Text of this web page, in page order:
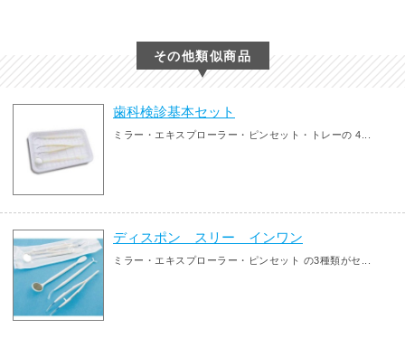
その他類似商品
歯科検診基本セット
ミラー・エキスプローラー・ピンセット・トレーの 4...
ディスポン スリー インワン
ミラー・エキスプローラー・ピンセット の3種類がセ...